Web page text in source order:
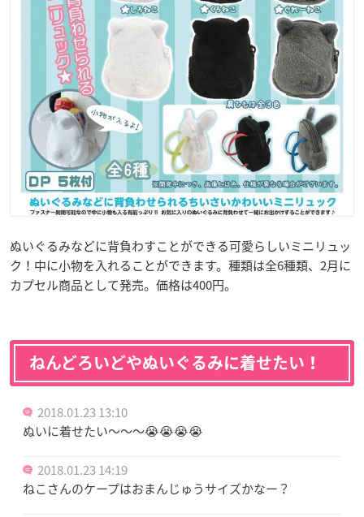
ぬいぐるみなどに背負わすことができる可愛らしいミニリュッ
ク！中に小物を入れることができます。種類は全6種類、2月に
カプセル商品として発売。価格は400円。
ねんどろいどやぬいぐるみに着せたい！
2018.01.23 13:10
ぬいに着せたい～～～😭😭😭😭
2018.01.23 14:19
ねこさんのケープはおまんじゅうサイズかなー？